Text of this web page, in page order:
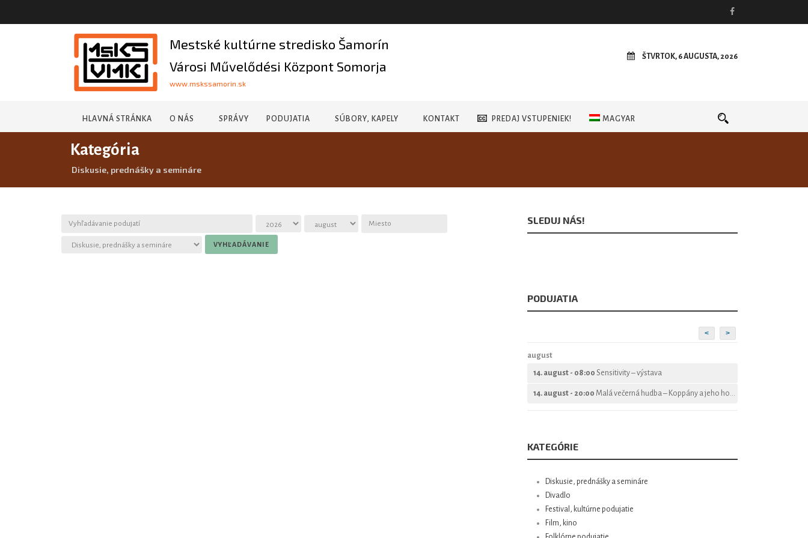
Mestské kultúrne stredisko Šamorín
Városi Művelődési Központ Somorja
www.mskssamorin.sk
ŠTVRTOK, 6 AUGUSTA, 2026
HLAVNÁ STRÁNKA O NÁS SPRÁVY PODUJATIA SÚBORY, KAPELY KONTAKT PREDAJ VSTUPENIEK! MAGYAR
Kategória
Diskusie, prednášky a semináre
SLEDUJ NÁS!
PODUJATIA
< >
august
14. august - 08:00 Sensitivity – výstava
14. august - 20:00 Malá večerná hudba – Koppány a jeho hostia
KATEGÓRIE
Diskusie, prednášky a semináre
Divadlo
Festival, kultúrne podujatie
Film, kino